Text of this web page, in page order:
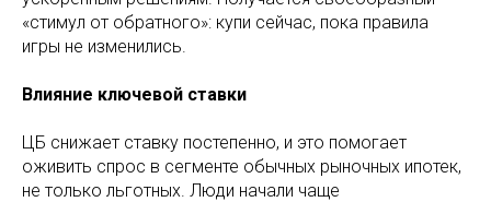
«стимул от обратного»: купи сейчас, пока правила
игры не изменились.
Влияние ключевой ставки
ЦБ снижает ставку постепенно, и это помогает
оживить спрос в сегменте обычных рыночных ипотек,
не только льготных. Люди начали чаще